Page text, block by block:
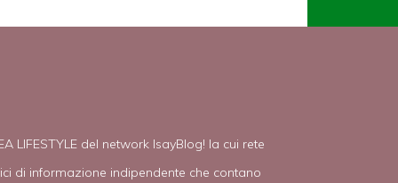
LIFESTYLE del network IsayBlog! la cui rete
di informazione indipendente che contano